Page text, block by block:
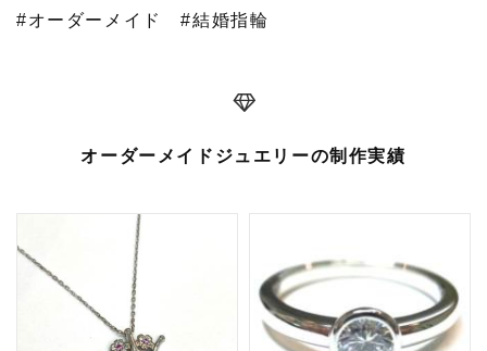
#オーダーメイド #結婚指輪
オーダーメイドジュエリーの制作実績